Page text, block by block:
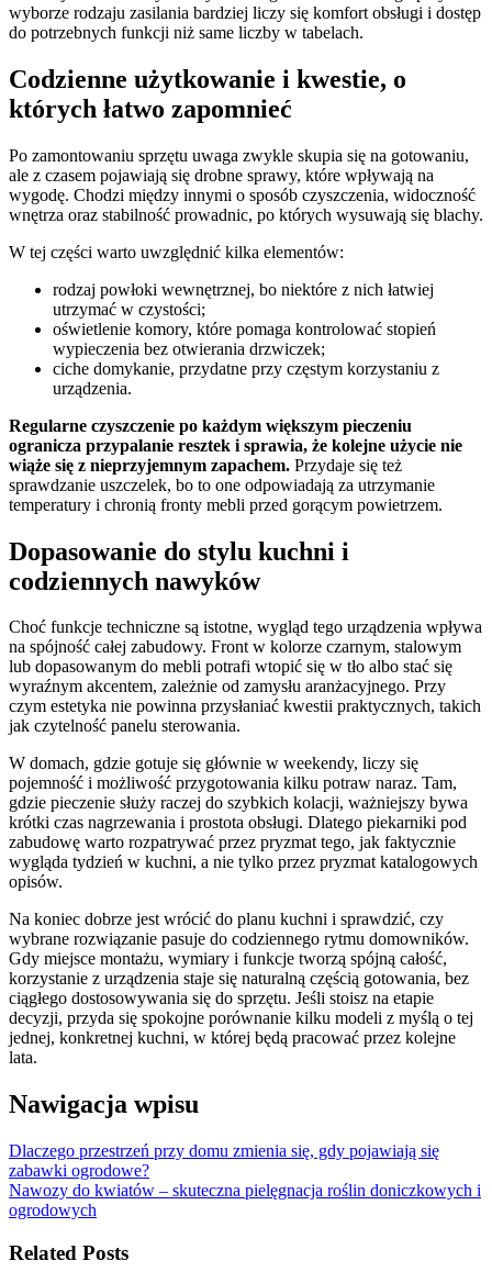
wyborze rodzaju zasilania bardziej liczy się komfort obsługi i dostęp
do potrzebnych funkcji niż same liczby w tabelach.
Codzienne użytkowanie i kwestie, o
których łatwo zapomnieć
Po zamontowaniu sprzętu uwaga zwykle skupia się na gotowaniu,
ale z czasem pojawiają się drobne sprawy, które wpływają na
wygodę. Chodzi między innymi o sposób czyszczenia, widoczność
wnętrza oraz stabilność prowadnic, po których wysuwają się blachy.
W tej części warto uwzględnić kilka elementów:
rodzaj powłoki wewnętrznej, bo niektóre z nich łatwiej
utrzymać w czystości;
oświetlenie komory, które pomaga kontrolować stopień
wypieczenia bez otwierania drzwiczek;
ciche domykanie, przydatne przy częstym korzystaniu z
urządzenia.
Regularne czyszczenie po każdym większym pieczeniu
ogranicza przypalanie resztek i sprawia, że kolejne użycie nie
wiąże się z nieprzyjemnym zapachem. Przydaje się też
sprawdzanie uszczelek, bo to one odpowiadają za utrzymanie
temperatury i chronią fronty mebli przed gorącym powietrzem.
Dopasowanie do stylu kuchni i
codziennych nawyków
Choć funkcje techniczne są istotne, wygląd tego urządzenia wpływa
na spójność całej zabudowy. Front w kolorze czarnym, stalowym
lub dopasowanym do mebli potrafi wtopić się w tło albo stać się
wyraźnym akcentem, zależnie od zamysłu aranżacyjnego. Przy
czym estetyka nie powinna przysłaniać kwestii praktycznych, takich
jak czytelność panelu sterowania.
W domach, gdzie gotuje się głównie w weekendy, liczy się
pojemność i możliwość przygotowania kilku potraw naraz. Tam,
gdzie pieczenie służy raczej do szybkich kolacji, ważniejszy bywa
krótki czas nagrzewania i prostota obsługi. Dlatego piekarniki pod
zabudowę warto rozpatrywać przez pryzmat tego, jak faktycznie
wygląda tydzień w kuchni, a nie tylko przez pryzmat katalogowych
opisów.
Na koniec dobrze jest wrócić do planu kuchni i sprawdzić, czy
wybrane rozwiązanie pasuje do codziennego rytmu domowników.
Gdy miejsce montażu, wymiary i funkcje tworzą spójną całość,
korzystanie z urządzenia staje się naturalną częścią gotowania, bez
ciągłego dostosowywania się do sprzętu. Jeśli stoisz na etapie
decyzji, przyda się spokojne porównanie kilku modeli z myślą o tej
jednej, konkretnej kuchni, w której będą pracować przez kolejne
lata.
Nawigacja wpisu
Dlaczego przestrzeń przy domu zmienia się, gdy pojawiają się
zabawki ogrodowe?
Nawozy do kwiatów – skuteczna pielęgnacja roślin doniczkowych i
ogrodowych
Related Posts